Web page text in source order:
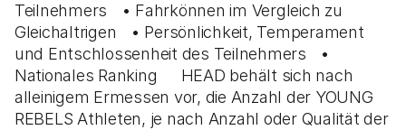
Teilnehmers • Fahrkönnen im Vergleich zu
Gleichaltrigen • Persönlichkeit, Temperament
und Entschlossenheit des Teilnehmers •
Nationales Ranking HEAD behält sich nach
alleinigem Ermessen vor, die Anzahl der YOUNG
REBELS Athleten, je nach Anzahl oder Qualität der